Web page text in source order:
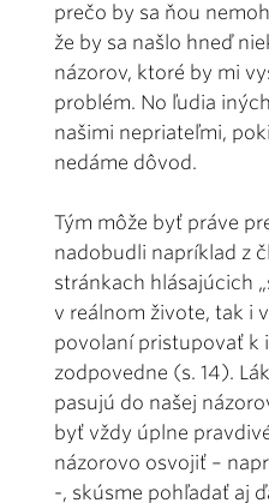
prečo by sa ňou
že by sa našlo hneď
názorov, ktoré by mi
problém. No ľudia
našimi nepriateľmi,
nedáme dôvod.
Tým môže byť práve
nadobudli napríklad z
stránkach hlásajúcich
v reálnom živote, tak i
povolaní pristupovať k
zodpovedne (s. 14).
pasujú do našej
byť vždy úplne
názorovo osvojiť –
-, skúsme pohľadať aj